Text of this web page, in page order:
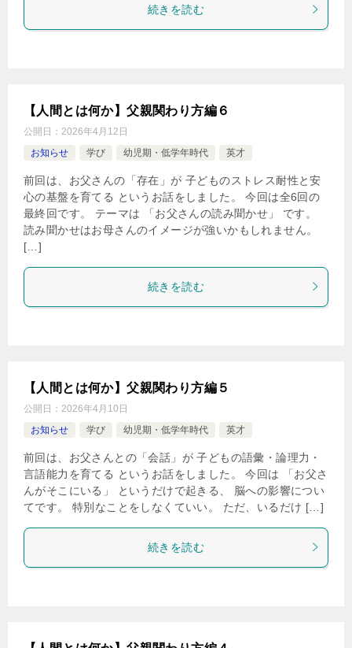
続きを読む
【人間とは何か】父親関わり方編６
公開日： 2026年4月12日
お知らせ
学び 幼児期・低学年時代 英才
前回は、お父さんの「存在」が 子どものストレス耐性と安
心の基盤を育てる というお話をしました。 今回は全6回の
最終回です。 テーマは 「お父さんの読み聞かせ」 です。
読み聞かせはお母さんのイメージが強いかもしれません。
[…]
続きを読む
【人間とは何か】父親関わり方編５
公開日： 2026年4月10日
お知らせ
学び 幼児期・低学年時代 英才
前回は、お父さんとの「会話」が 子どもの語彙・論理力・
言語能力を育てる というお話をしました。 今回は 「お父さ
んがそこにいる」 というだけで起きる、 脳への影響につい
てです。 特別なことをしなくていい。 ただ、いるだけ […]
続きを読む